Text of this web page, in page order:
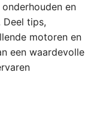
en
Deel tips,
motoren en
een waardevolle